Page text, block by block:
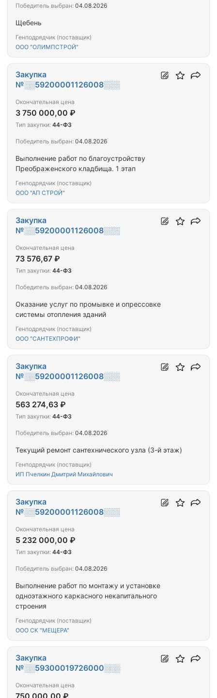
Щебень
Генподрядчик (поставщик)
ООО "ОЛИМПСТРОЙ"
Победитель выбран: 04.08.2026
Выполнение работ по благоустройству
Преображенского кладбища. 1 этап
Генподрядчик (поставщик)
ООО "АП СТРОЙ"
Закупка
№░░59200001126008░░░
Окончательная цена
3 750 000,00 ₽
Тип закупки: 44-ФЗ
Победитель выбран: 04.08.2026
Оказание услуг по промывке и опрессовке
системы отопления зданий
Генподрядчик (поставщик)
ООО "САНТЕХПРОФИ"
Закупка
№░░59200001126008░░░
Окончательная цена
73 576,67 ₽
Тип закупки: 44-ФЗ
Победитель выбран: 04.08.2026
Текущий ремонт сантехнического узла (3-й этаж)
Генподрядчик (поставщик)
ИП Пчелкин Дмитрий Михайлович
Закупка
№░░59200001126008░░░
Окончательная цена
563 274,63 ₽
Тип закупки: 44-ФЗ
Победитель выбран: 04.08.2026
Выполнение работ по монтажу и установке
одноэтажного каркасного некапитального
строения
Генподрядчик (поставщик)
ООО СК "МЕЩЕРА"
Закупка
№░░59200001126008░░░
Окончательная цена
5 232 000,00 ₽
Тип закупки: 44-ФЗ
Победитель выбран: 04.08.2026
Закупка
№░░59300019726000░░░
Окончательная цена